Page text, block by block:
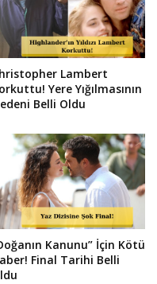
Lambert
Yere Yığılmasının
Belli Oldu
Kanunu” İçin Kötü
Final Tarihi Belli